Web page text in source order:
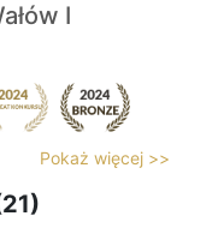
I
Pokaż więcej >>